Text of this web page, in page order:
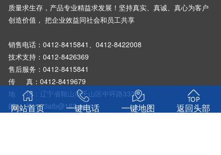
质量求生存，产品专业精益求发展！坚持真实、真诚、真心为客户
创造价值， 把企业效益同社会和员工共享
销售电话： 0412-8415841、0412-8422008
技术支持：0412-8426369
售后服务：0412-8415841
传 真：0412-8419679
地 址：辽宁省鞍山市千山区中环路333号
邮 箱：23atb@163.com
网站首页 一键电话 一键地图 返回头部